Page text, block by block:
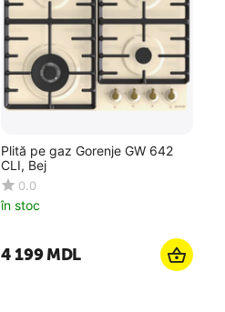
Plită pe gaz Gorenje GW 642
CLI, Bej
0.0
în stoc
4 199MDL